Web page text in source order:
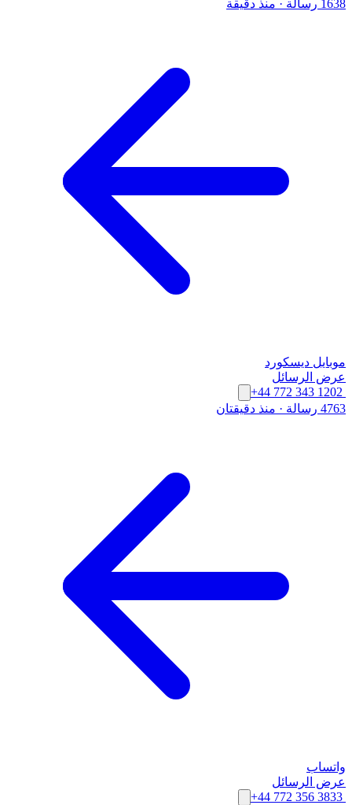
1638 رسالة · منذ دقيقة
موبايل ديسكورد
عرض الرسائل
+44 772 343 1202
4763 رسالة
· منذ دقيقتان
واتساب
عرض الرسائل
+44 772 356 3833